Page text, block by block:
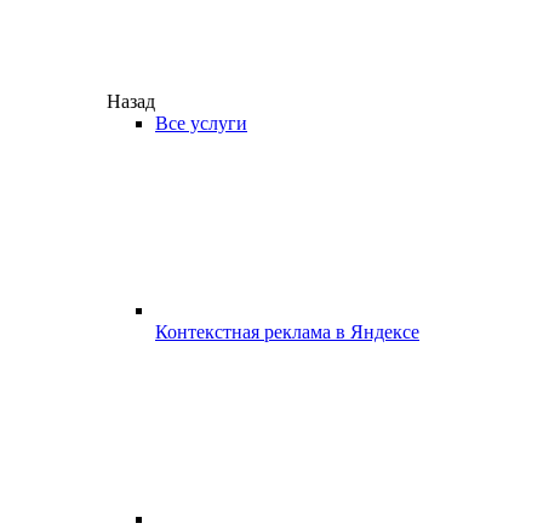
Назад
Все услуги
Контекстная реклама в Яндексе